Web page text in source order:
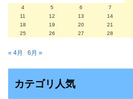
4
5 6 7
11
12 13 14
18
19 20 21
25
26 27 28
« 4月 6月 »
カテゴリ人気